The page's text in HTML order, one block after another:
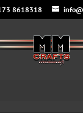
8618318